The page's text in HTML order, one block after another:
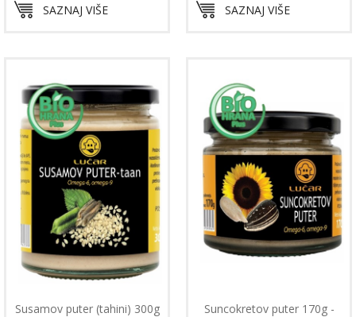
SAZNAJ VIŠE SAZNAJ VIŠE
Susamov puter (tahini) 300g
Suncokretov puter 170g -